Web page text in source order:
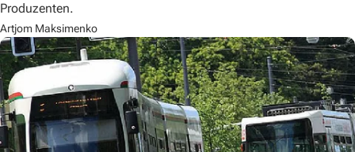
Produzenten.
Artjom Maksimenko